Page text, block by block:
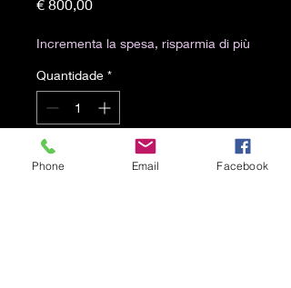
€ 800,00
Incrementa la spesa, risparmia di più
Quantidade *
Adicionar ao carrinho
Phone Email Facebook